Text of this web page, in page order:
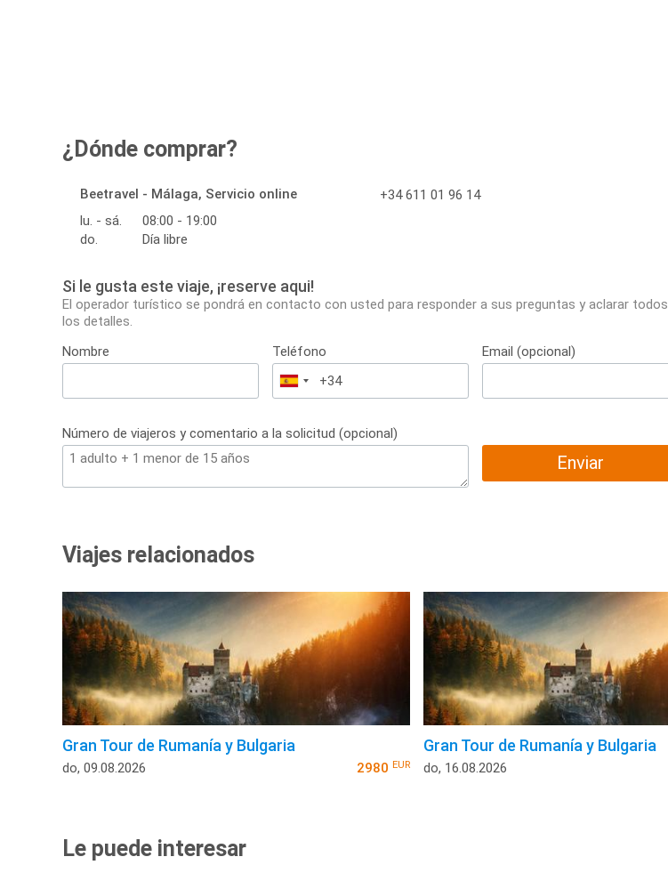
¿Dónde comprar?
Beetravel - Málaga, Servicio online
lu. - sá.
08:00 - 19:00
do.
Día libre
+34 611 01 96 14
Si le gusta este viaje, ¡reserve aqui!
El operador turístico se pondrá en contacto con usted para responder a sus preguntas y aclarar todos
los detalles.
Nombre
Teléfono
España
+34
Email (opcional)
Número de viajeros y comentario a la solicitud (opcional)
Enviar
Viajes relacionados
Gran Tour de Rumanía y Bulgaria
do, 09.08.2026 2980EUR
Gran Tour de Rumanía y Bulgaria
do, 16.08.2026
Le puede interesar